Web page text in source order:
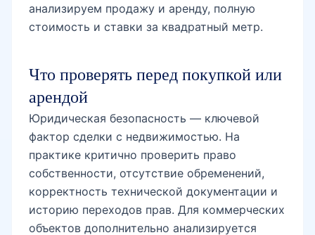
анализируем продажу и аренду, полную
стоимость и ставки за квадратный метр.
Что проверять перед покупкой или
арендой
Юридическая безопасность — ключевой
фактор сделки с недвижимостью. На
практике критично проверить право
собственности, отсутствие обременений,
корректность технической документации и
историю переходов прав. Для коммерческих
объектов дополнительно анализируется